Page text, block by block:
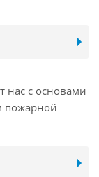
нас с основами
пожарной